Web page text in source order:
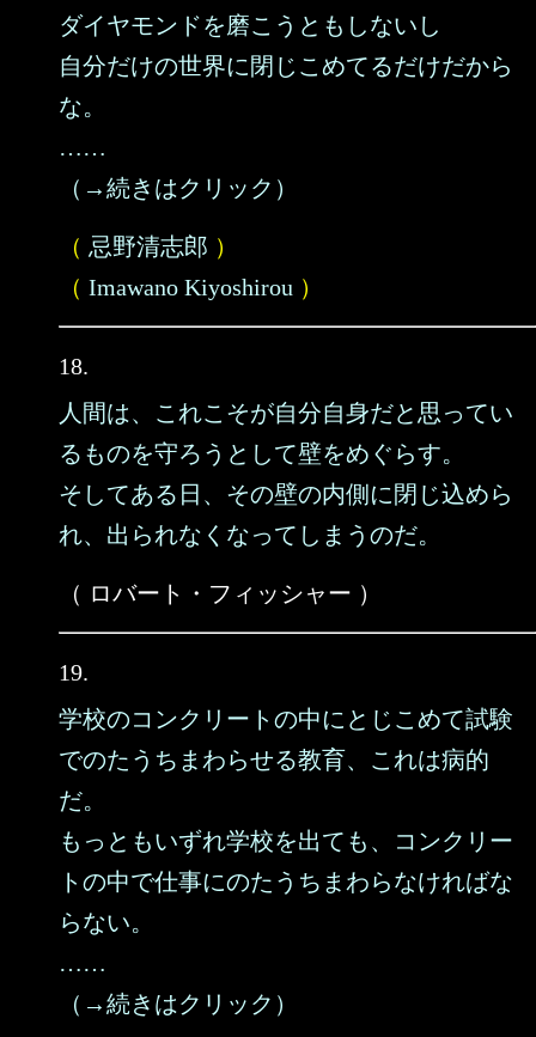
ダイヤモンドを磨こうともしないし
自分だけの世界に閉じこめてるだけだから
な。
……
（→続きはクリック）
（ 忌野清志郎 ）
（ Imawano Kiyoshirou ）
18.
人間は、これこそが自分自身だと思ってい
るものを守ろうとして壁をめぐらす。
そしてある日、その壁の内側に閉じ込めら
れ、出られなくなってしまうのだ。
（ ロバート・フィッシャー ）
19.
学校のコンクリートの中にとじこめて試験
でのたうちまわらせる教育、これは病的
だ。
もっともいずれ学校を出ても、コンクリー
トの中で仕事にのたうちまわらなければな
らない。
……
（→続きはクリック）